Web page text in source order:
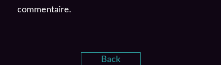
commentaire.
Back